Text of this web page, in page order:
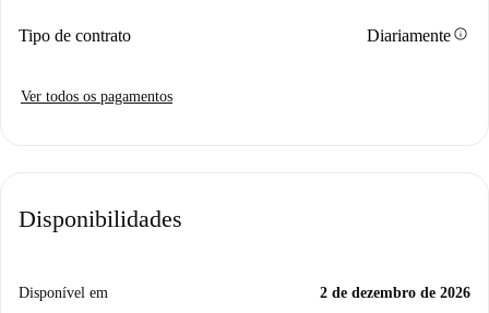
Tipo de contrato Diariamenteinfo
Ver todos os pagamentos
Disponibilidades
Disponível em 2 de dezembro de 2026